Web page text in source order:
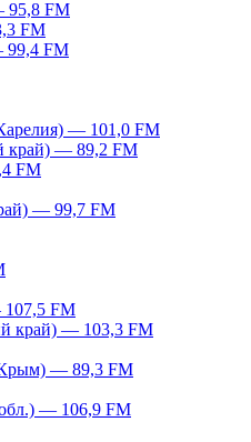
95,8 FM
FM
99,4 FM
— 101,0 FM
край) — 89,2 FM
FM
— 99,7 FM
107,5 FM
край) — 103,3 FM
— 89,3 FM
— 106,9 FM